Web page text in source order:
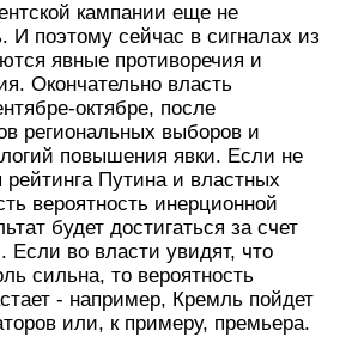
кампании еще не
И поэтому сейчас в сигналах из
явные противоречия и
Окончательно власть
октябре, после
региональных выборов и
повышения явки. Если не
рейтинга Путина и властных
вероятность инерционной
будет достигаться за счет
Если во власти увидят, что
сильна, то вероятность
- например, Кремль пойдет
или, к примеру, премьера.